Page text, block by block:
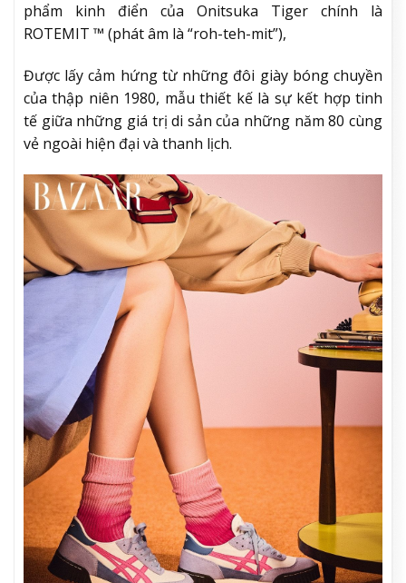
phẩm kinh điển của Onitsuka Tiger chính là
ROTEMIT ™ (phát âm là “roh-teh-mit”),
Được lấy cảm hứng từ những đôi giày bóng chuyền
của thập niên 1980, mẫu thiết kế là sự kết hợp tinh
tế giữa những giá trị di sản của những năm 80 cùng
vẻ ngoài hiện đại và thanh lịch.